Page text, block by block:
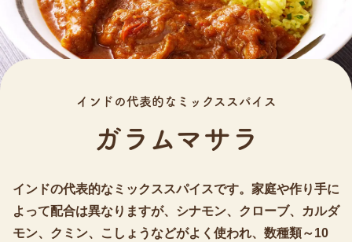
インドの代表的なミックススパイス
ガラムマサラ
インドの代表的なミックススパイスです。家庭や作り手に
よって配合は異なりますが、シナモン、クローブ、カルダ
モン、クミン、こしょうなどがよく使われ、数種類～10